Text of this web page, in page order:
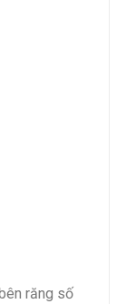
răng số